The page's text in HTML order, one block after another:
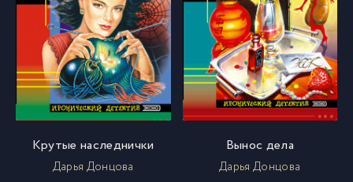
Крутые наследнички
Дарья Донцова
Вынос дела
Дарья Донцова